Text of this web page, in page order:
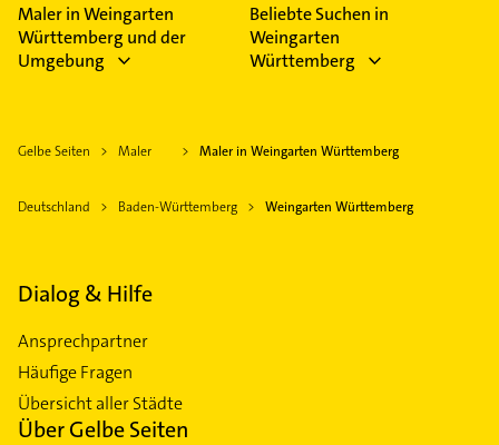
Maler in Weingarten
Württemberg und der
Umgebung
Beliebte Suchen in
Weingarten
Württemberg
Gelbe Seiten Maler Maler in Weingarten Württemberg
Deutschland Baden-Württemberg Weingarten Württemberg
Dialog & Hilfe
Ansprechpartner
Häufige Fragen
Übersicht aller Städte
Über Gelbe Seiten